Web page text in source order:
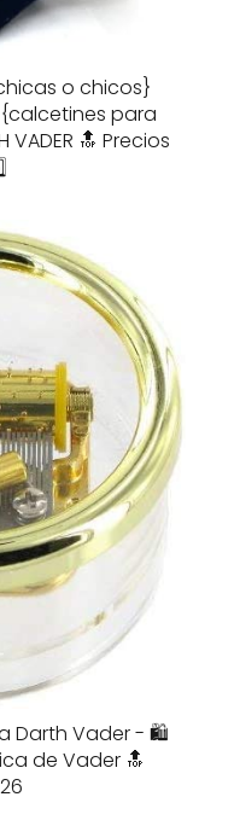
o chicos}
para
🔝 Precios
Darth Vader - 🛍️
de Vader 🔝